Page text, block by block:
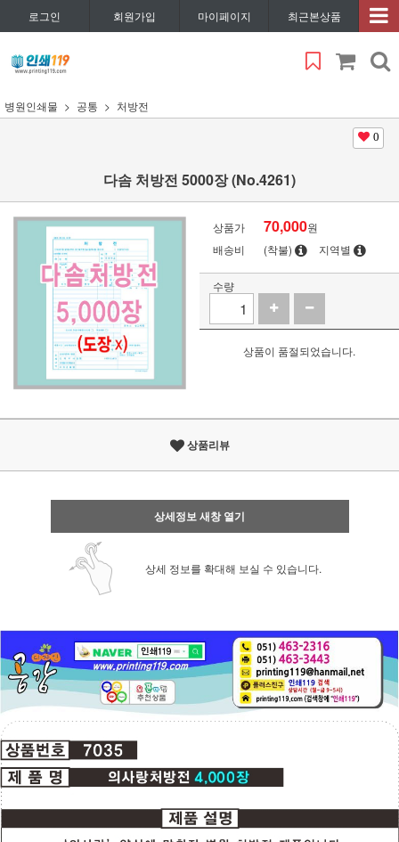
로그인 회원가입 마이페이지 최근본상품
병원인쇄물 공통 처방전
0
다솜 처방전 5000장 (No.4261)
상품가 70,000원
배송비
(착불) 지역별
수량
상품이 품절되었습니다.
상품리뷰
상세정보 새창 열기
상세 정보를 확대해 보실 수 있습니다.